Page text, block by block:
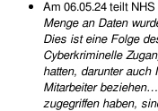
Am 06.05.24 teilt
Menge an Daten
Dies ist eine Folge
Cyberkriminelle
hatten, darunter auch
Mitarbeiter
zugegriffen haben,